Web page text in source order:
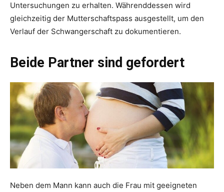
Untersuchungen zu erhalten. Währenddessen wird
gleichzeitig der Mutterschaftspass ausgestellt, um den
Verlauf der Schwangerschaft zu dokumentieren.
Beide Partner sind gefordert
Neben dem Mann kann auch die Frau mit geeigneten